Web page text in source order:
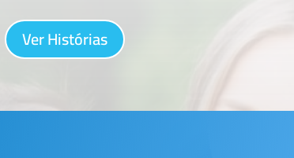
Ver Histórias